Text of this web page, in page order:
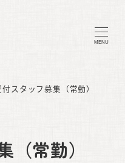
MENU
付スタッフ募集（常勤）
常勤）